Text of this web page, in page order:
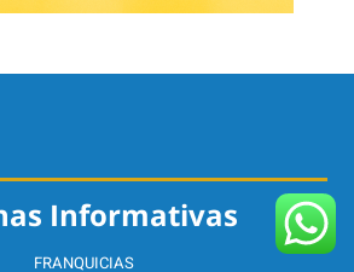
Informativas
FRANQUICIAS